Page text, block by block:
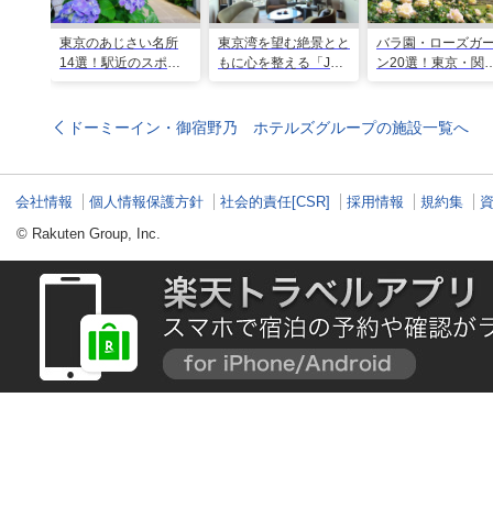
東京のあじさい名所
14選！駅近のスポッ
東京湾を望む絶景とと
もに心を整える「JW
な滞在
バラ園・ローズガ
ン20選！東京・関
ドーミーイン・御宿野乃 ホテルズグループの施設一覧へ
会社情報 個人情報保護方針 社会的責任[CSR] 採用情報 規約集
© Rakuten Group, Inc.